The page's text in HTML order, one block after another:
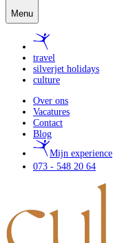
Menu
travel
silverjet holidays
culture
Over ons
Vacatures
Contact
Blog
Mijn experience
073 - 548 20 64